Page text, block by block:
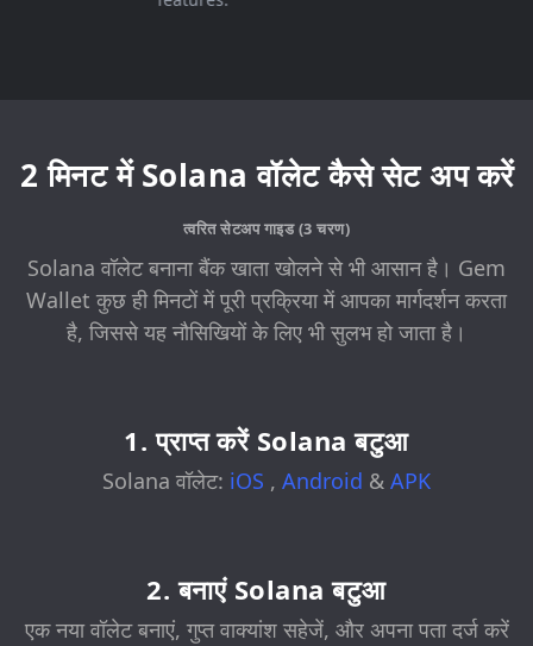
2 मिनट में Solana वॉलेट कैसे सेट अप करें
त्वरित सेटअप गाइड (3 चरण)
Solana वॉलेट बनाना बैंक खाता खोलने से भी आसान है। Gem
Wallet कुछ ही मिनटों में पूरी प्रक्रिया में आपका मार्गदर्शन करता
है, जिससे यह नौसिखियों के लिए भी सुलभ हो जाता है।
1. प्राप्त करें Solana बटुआ
Solana वॉलेट: iOS , Android & APK
2. बनाएं Solana बटुआ
एक नया वॉलेट बनाएं, गुप्त वाक्यांश सहेजें, और अपना पता दर्ज करें